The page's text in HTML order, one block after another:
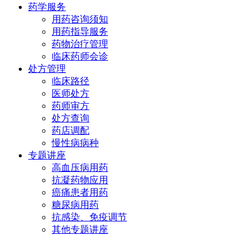
药学服务
用药咨询须知
用药指导服务
药物治疗管理
临床药师会诊
处方管理
临床路径
医师处方
药师审方
处方查询
药店调配
慢性病病种
专题讲座
高血压病用药
抗凝药物应用
癌痛患者用药
糖尿病用药
抗感染、免疫调节
其他专题讲座